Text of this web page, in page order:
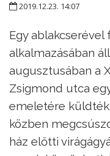
2019.12.23. 14:07
Egy ablakcserével
alkalmazásában
augusztusában a
Zsigmond utca
emeletére küldték
közben
ház előtti